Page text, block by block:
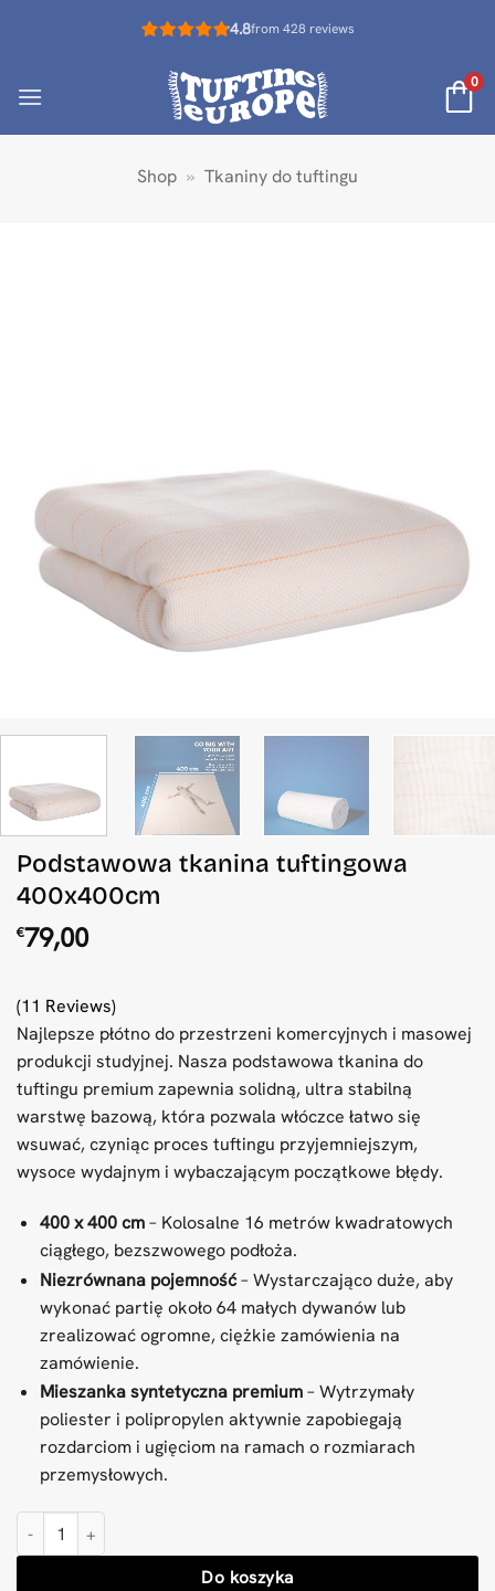
4.8from 428 reviews
0
Shop » Tkaniny do tuftingu
Podstawowa tkanina tuftingowa
400x400cm
€79,00
(11 Reviews)
Najlepsze płótno do przestrzeni komercyjnych i masowej
produkcji studyjnej. Nasza podstawowa tkanina do
tuftingu premium zapewnia solidną, ultra stabilną
warstwę bazową, która pozwala włóczce łatwo się
wsuwać, czyniąc proces tuftingu przyjemniejszym,
wysoce wydajnym i wybaczającym początkowe błędy.
400 x 400 cm– Kolosalne 16 metrów kwadratowych
ciągłego, bezszwowego podłoża.
Niezrównana pojemność– Wystarczająco duże, aby
wykonać partię około 64 małych dywanów lub
zrealizować ogromne, ciężkie zamówienia na
zamówienie.
Mieszanka syntetyczna premium– Wytrzymały
poliester i polipropylen aktywnie zapobiegają
rozdarciom i ugięciom na ramach o rozmiarach
przemysłowych.
ilość Podstawowa tkanina tuftingowa 400x400cm
Do koszyka